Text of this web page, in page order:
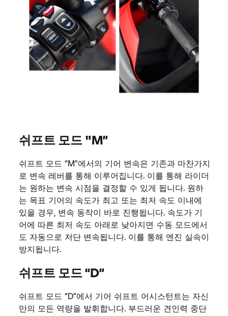
쉬프트 모드 "M”
쉬프트 모드 “M”에서의 기어 변속은 기존과 마찬가지
로 변속 레버를 통해 이루어집니다. 이를 통해 라이더
는 원하는 변속 시점을 결정할 수 있게 됩니다. 원하
는 목표 기어의 속도가 최고 또는 최저 속도 이내에
있을 경우, 변속 동작이 바로 진행됩니다. 속도가 기
어에 따른 최저 속도 아래로 낮아지면 수동 모드에서
도 자동으로 저단 변속됩니다. 이를 통해 엔진 실속이
방지됩니다.
쉬프트 모드 “D”
쉬프트 모드 “D”에서 기어 쉬프트 어시스턴트는 자신
만의 모든 역량을 발휘합니다. 부드러운 견인력 중단